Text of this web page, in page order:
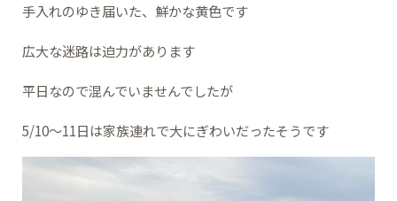
手入れのゆき届いた、鮮かな黄色です
広大な迷路は迫力があります
平日なので混んでいませんでしたが
5/10～11日は家族連れで大にぎわいだったそうです